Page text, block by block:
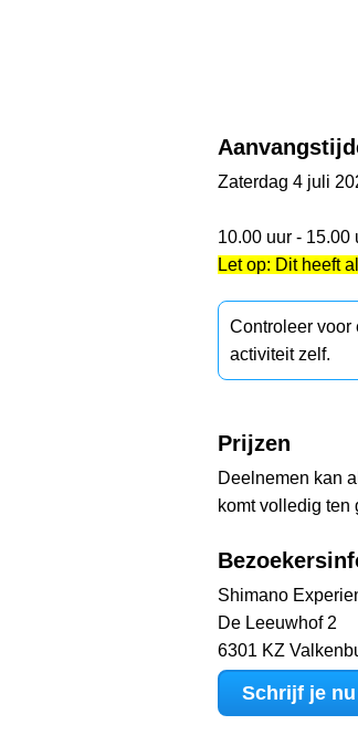
Zaterdag 4 juli
10.00 uur - 15.00
Let op: Dit heeft
Controleer voor
activiteit zelf.
Prijzen
Deelnemen kan
komt volledig ten
Shimano
De Leeuwhof 2
6301 KZ
Schrijf je